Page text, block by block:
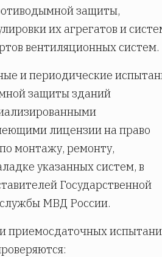
защиты,
их агрегатов и
вентиляционных систем.
и периодические
защиты зданий
лицензии на право
монтажу, ремонту,
указанных систем, в
Государственной
МВД России.
приемосдаточных